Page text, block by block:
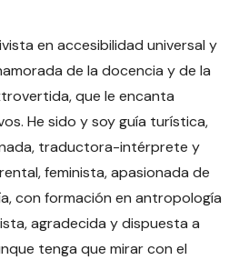
en accesibilidad universal y
de la docencia y de la
que le encanta
He sido y soy guía turística,
traductora-intérprete y
feminista, apasionada de
con formación en antropología
agradecida y dispuesta a
tenga que mirar con el